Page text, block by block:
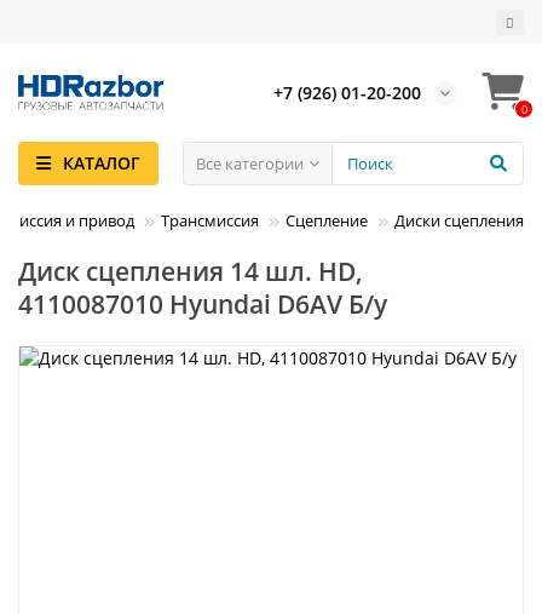
+7 (926) 01-20-200
0
КАТАЛОГ Все категории
и привод Трансмиссия Сцепление Диски сцепления
Диск сцепления 14 шл. HD,
4110087010 Hyundai D6AV Б/у